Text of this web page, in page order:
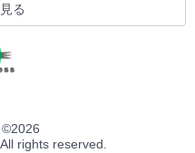
る
©2026
rights reserved.